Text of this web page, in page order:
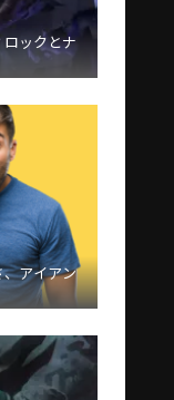
ックとナ
アイアン